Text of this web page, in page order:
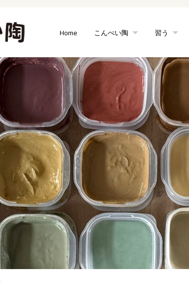
Home こんぺい陶 習う